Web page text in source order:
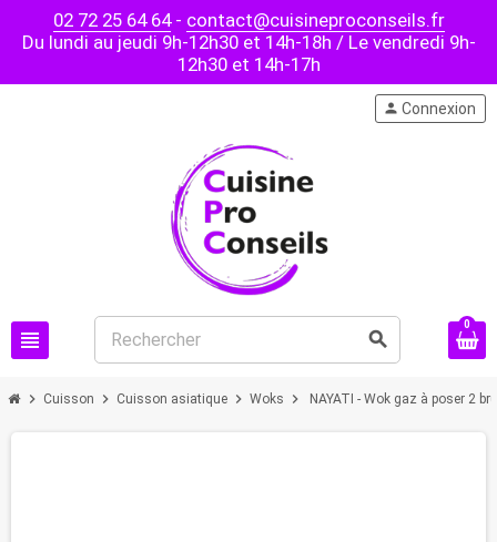
02 72 25 64 64- contact@cuisineproconseils.fr
Du lundi au jeudi 9h-12h30 et 14h-18h / Le vendredi 9h-
12h30 et 14h-17h
view_headline search
person Connexion
0
chevron_right Cuisson chevron_right Cuisson asiatique chevron_right Woks chevron_right NAYATI - Wok gaz à poser 2